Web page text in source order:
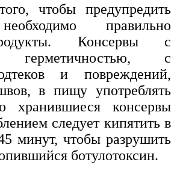
чтобы предупредить
правильно
Консервы с
герметичностью, с
и повреждений,
в пищу употреблять
хранившиеся консервы
следует кипятить в
минут, чтобы разрушить
ботулотоксин.